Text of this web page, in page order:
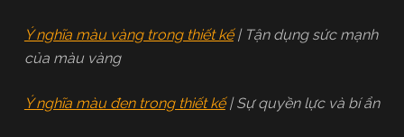
Ý nghĩa màu vàng trong thiết kế| Tận dụng sức mạnh
của màu vàng
Ý nghĩa màu đen trong thiết kế| Sự quyền lực và bí ẩn